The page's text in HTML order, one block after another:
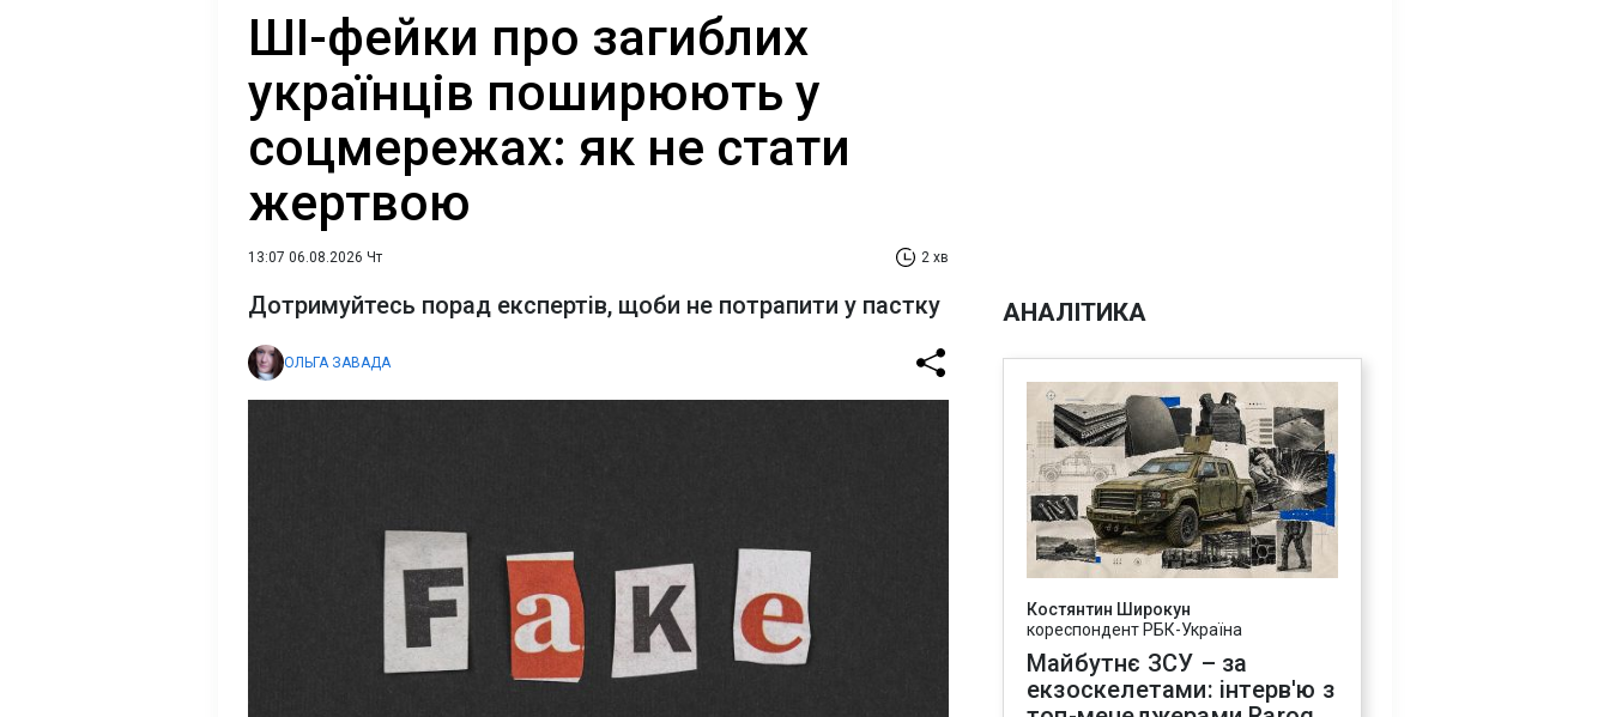
ШІ-фейки про загиблих
українців поширюють у
соцмережах: як не стати
жертвою
13:07 06.08.2026 Чт 2 хв
Дотримуйтесь порад експертів, щоби не потрапити у пастку
ОЛЬГА ЗАВАДА
АНАЛІТИКА
Костянтин Широкун
кореспондент РБК-Україна
Майбутнє ЗСУ – за
екзоскелетами: інтерв'ю з